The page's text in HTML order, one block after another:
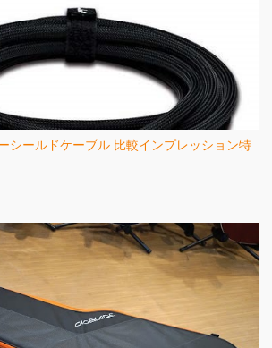
シールドケーブル 比較インプレッション特